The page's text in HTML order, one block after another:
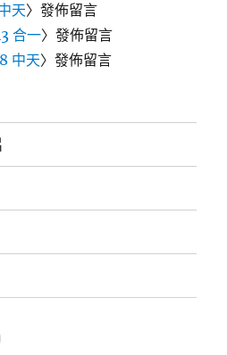
天〉發佈留言
合一〉發佈留言
中天〉發佈留言
贊